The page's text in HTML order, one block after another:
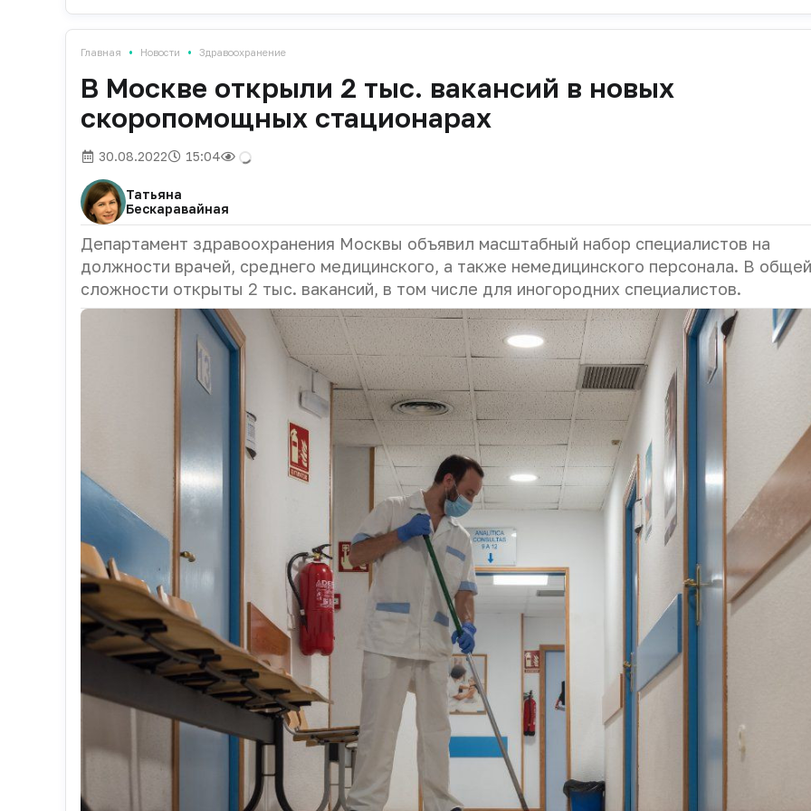
Главная • Новости • Здравоохранение
В Москве открыли 2 тыс. вакансий в новых
скоропомощных стационарах
30.08.2022 15:04
Татьяна
Бескаравайная
Департамент здравоохранения Москвы объявил масштабный набор специалистов на
должности врачей, среднего медицинского, а также немедицинского персонала. В общей
сложности открыты 2 тыс. вакансий, в том числе для иногородних специалистов.